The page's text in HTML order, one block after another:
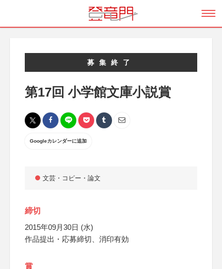
募集終了
第17回 小学館文庫小説賞
Googleカレンダーに追加
文芸・コピー・論文
締切
2015年09月30日 (水)
作品提出・応募締切、消印有効
賞